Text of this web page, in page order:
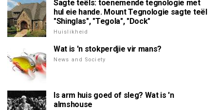
Sagte teëls: toenemende tegnologie met
hul eie hande. Mount Tegnologie sagte teël
"Shinglas", "Tegola", "Dock"
Huislikheid
Wat is 'n stokperdjie vir mans?
News and Society
Is arm huis goed of sleg? Wat is 'n
almshouse